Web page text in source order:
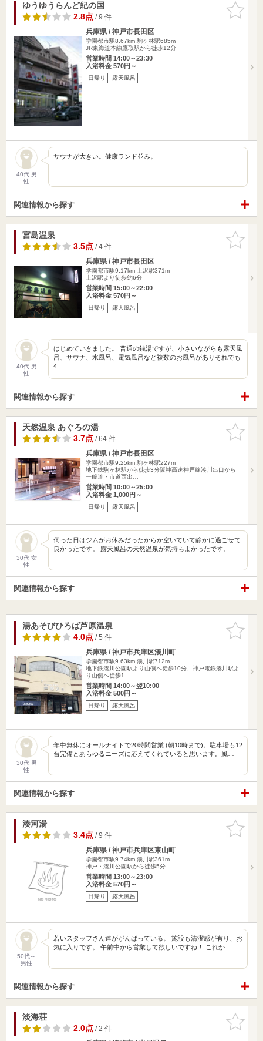
お気に入
りに追加
ゆうゆうらんど紀の国
2.8点/ 9 件
兵庫県 / 神戸市長田区
学園都市駅8.67km 駒ヶ林駅685m
JR東海道本線鷹取駅から徒歩12分
営業時間 14:00～23:30
入浴料金 570円～
日帰り 露天風呂
40代 男
性
サウナが大きい。健康ランド並み。
関連情報から探す
お気に入
りに追加
宮島温泉
3.5点/ 4 件
兵庫県 / 神戸市長田区
学園都市駅9.17km
上沢駅371m
上沢駅より徒歩約6分
営業時間 15:00～22:00
入浴料金 570円～
日帰り 露天風呂
40代 男
性
はじめていきました。 普通の銭湯ですが、小さいながらも露天風
呂、サウナ、水風呂、電気風呂など複数のお風呂がありそれでも
4…
関連情報から探す
お気に入
りに追加
天然温泉 あぐろの湯
3.7点/ 64 件
兵庫県 / 神戸市長田区
学園都市駅9.25km 駒ヶ林駅227m
地下鉄駒ヶ林駅から徒歩3分阪神高速神戸線湊川出口から
一般道・市道西出…
営業時間 10:00～25:00
入浴料金 1,000円～
日帰り 露天風呂
30代 女
性
伺った日はジムがお休みだったからか空いていて静かに過ごせて
良かったです。 露天風呂の天然温泉が気持ちよかったです。
関連情報から探す
お気に入
りに追加
湯あそびひろば芦原温泉
4.0点/ 5 件
兵庫県 / 神戸市兵庫区湊川町
学園都市駅9.63km 湊川駅712m
地下鉄湊川公園駅より山側へ徒歩10分、神戸電鉄湊川駅よ
り山側へ徒歩1…
営業時間 14:00～翌10:00
入浴料金 500円～
日帰り 露天風呂
30代 男
性
年中無休にオールナイトで20時間営業 (朝10時まで)。駐車場も12
台完備とあらゆるニーズに応えてくれていると思います。風…
関連情報から探す
お気に入
りに追加
湊河湯
3.4点/ 9 件
兵庫県 / 神戸市兵庫区東山町
学園都市駅9.74km 湊川駅361m
神戸・湊川公園駅から徒歩5分
営業時間 13:00～23:00
入浴料金 570円～
日帰り 露天風呂
50代～
男性
若いスタッフさん達ががんばっている。 施設も清潔感が有り、お
気に入りです。 午前中から営業して欲しいですね！ これか…
関連情報から探す
お気に入
りに追加
淡海荘
2.0点/ 2 件